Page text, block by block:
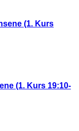
(1. Kurs 19:10-